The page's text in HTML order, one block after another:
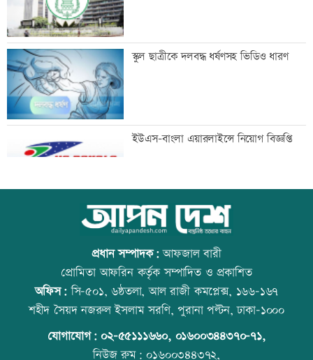
তিন আর্থিক প্রতিষ্ঠানের লেনদেন সাময়িক বন্ধ
নাছিমা কাদির মোল্লা স্কুলের সবাই পেল
জিপিএ-৫
দেড় ঘণ্টায় ৩৪৩ কোটি টাকার লেনদেন
ট্রাকের পেছনে প্রাইভেটকারের ধাক্কা, প্রাণ
গেল সহকারী জজের
স্কুল ছাত্রীকে দলবদ্ধ ধর্ষণসহ ভিডিও ধারণ
ইউএস-বাংলা এয়ারলাইন্সে নিয়োগ বিজ্ঞপ্তি
আজ স্বর্ণ-রুপা যে দামে বিক্রি হচ্ছে
ট্রেনের ধাক্কায় শিক্ষার্থীসহ নিহত ৪
প্রধান সম্পাদক:আফজাল বারী
প্রোমিতা আফরিন কর্তৃক সম্পাদিত ও প্রকাশিত
অফিস:সি-৫০১, ৬ষ্ঠতলা, আল রাজী কমপ্লেক্স, ১৬৬-১৬৭
শহীদ সৈয়দ নজরুল ইসলাম সরণি, পুরানা পল্টন, ঢাকা-১০০০
যোগাযোগ: ০২-৫৫১১১৬৬০, ০১৬০০৩৪৪৩৭০-৭১,
নিউজ রুম:০১৬০০৩৪৪৩৭২,